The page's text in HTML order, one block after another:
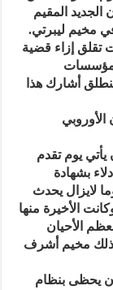
الجديد المقيم
مخيم ليبرتي.
تقلق إزاء قضية
مؤسسات
أشارك هذا
الأوروبي
يأتي يوم تقدم
بشهادة
ما تم ارتكابه من الجرائم منذ 2003 وما لايزال يحدث
الأخيرة منها
الأحيان
مخيم أشرف
يحظى بنظام